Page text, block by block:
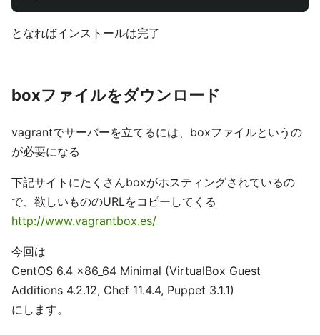
となればインストールは完了
boxファイルをダウンロード
vagrantでサーバーを立てるには、boxファイルというの
が必要になる
下記サイトにたくさんboxがホスティングされているの
で、欲しいもののURLをコピーしてくる
http://www.vagrantbox.es/
今回は
CentOS 6.4 x86_64 Minimal (VirtualBox Guest
Additions 4.2.12, Chef 11.4.4, Puppet 3.1.1)
にします。